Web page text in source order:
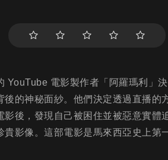
YouTube 電影製作者「阿羅瑪利」
後的神秘面紗。他們決定透過直播
影後，發現自己被困住並被惡意實
貴影像。這部電影是馬來西亞史上第